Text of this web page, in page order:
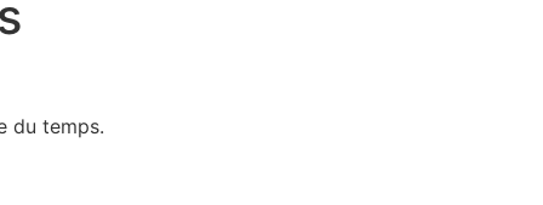
du temps.